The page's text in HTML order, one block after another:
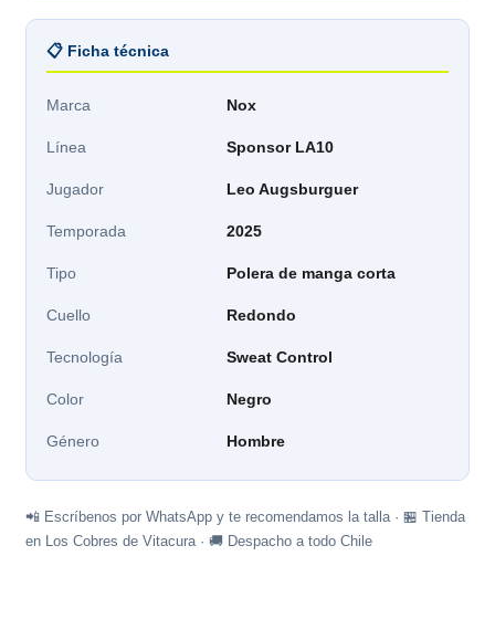
📋 Ficha técnica
Marca Nox
Línea Sponsor LA10
Jugador Leo Augsburguer
Temporada 2025
Tipo Polera de manga corta
Cuello Redondo
Tecnología Sweat Control
Color Negro
Género Hombre
📲 Escríbenos por WhatsApp y te recomendamos la talla · 🏪 Tienda
en Los Cobres de Vitacura · 🚚 Despacho a todo Chile